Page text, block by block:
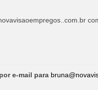
e-mail para